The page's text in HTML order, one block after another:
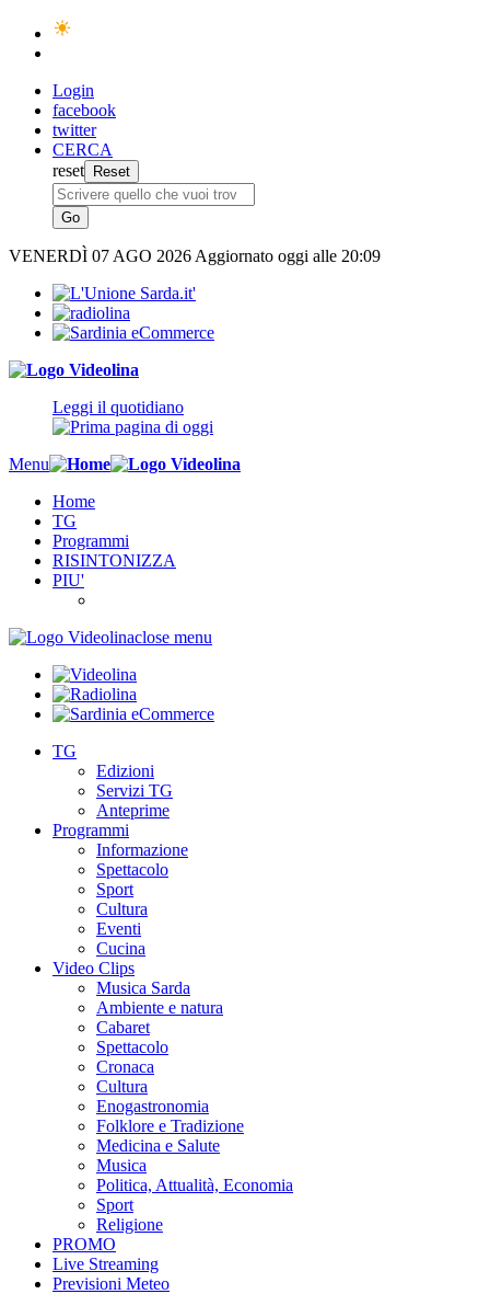
Login
facebook
twitter
CERCA
reset
VENERDÌ 07 AGO 2026 Aggiornato oggi alle 20:09
Leggi il quotidiano
Menu
Home
TG
Programmi
RISINTONIZZA
PIU'
close menu
TG
Edizioni
Servizi TG
Anteprime
Programmi
Informazione
Spettacolo
Sport
Cultura
Eventi
Cucina
Video Clips
Musica Sarda
Ambiente e natura
Cabaret
Spettacolo
Cronaca
Cultura
Enogastronomia
Folklore e Tradizione
Medicina e Salute
Musica
Politica, Attualità, Economia
Sport
Religione
PROMO
Live Streaming
Previsioni Meteo